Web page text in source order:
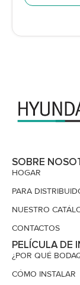
SOBRE
HOGAR
PARA
NUESTRO
CONTACTOS
PELÍCULA DE
¿POR QUÉ
CÓMO INSTALAR